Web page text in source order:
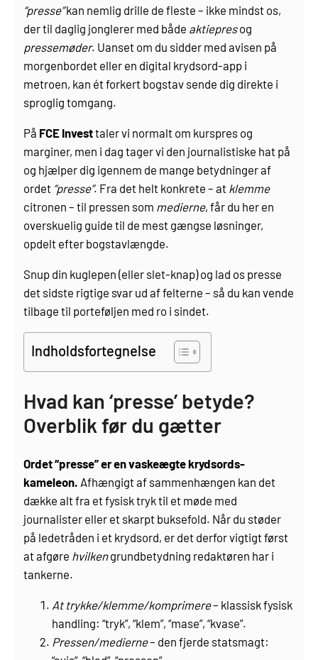
“presse”kan nemlig drille de fleste – ikke mindst os,
der til daglig jonglerer med både aktiepresog
pressemøder. Uanset om du sidder med avisen på
morgenbordet eller en digital krydsord-app i
metroen, kan ét forkert bogstav sende dig direkte i
sproglig tomgang.
På FCE Investtaler vi normalt om kurspres og
marginer, men i dag tager vi den journalistiske hat på
og hjælper dig igennem de mange betydninger af
ordet “presse”. Fra det helt konkrete – at klemme
citronen – til pressen som medierne, får du her en
overskuelig guide til de mest gængse løsninger,
opdelt efter bogstavlængde.
Snup din kuglepen (eller slet-knap) og lad os presse
det sidste rigtige svar ud af felterne – så du kan vende
tilbage til porteføljen med ro i sindet.
Indholdsfortegnelse
Hvad kan ‘presse’ betyde?
Overblik før du gætter
Ordet “presse” er en vaskeægte krydsords-
kameleon. Afhængigt af sammenhængen kan det
dække alt fra et fysisk tryk til et møde med
journalister eller et skarpt buksefold. Når du støder
på ledetråden i et krydsord, er det derfor vigtigt først
at afgøre hvilkengrundbetydning redaktøren har i
tankerne.
At trykke/klemme/komprimere– klassisk fysisk
handling:“tryk”, “klem”, “mase”, “kvase”.
Pressen/medierne– den fjerde statsmagt: